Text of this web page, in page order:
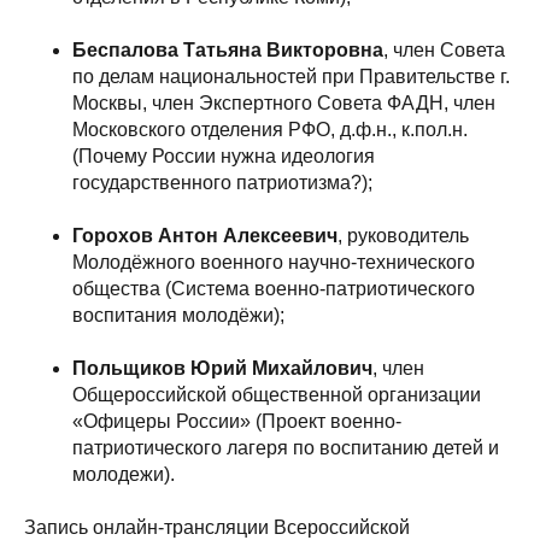
Беспалова Татьяна Викторовна, член Совета
по делам национальностей при Правительстве г.
Москвы, член Экспертного Совета ФАДН, член
Московского отделения РФО, д.ф.н., к.пол.н.
(Почему России нужна идеология
государственного патриотизма?);
Горохов Антон Алексеевич, руководитель
Молодёжного военного научно-технического
общества (Система военно-патриотического
воспитания молодёжи);
Польщиков Юрий Михайлович, член
Общероссийской общественной организации
«Офицеры России» (Проект военно-
патриотического лагеря по воспитанию детей и
молодежи).
Запись онлайн-трансляции Всероссийской